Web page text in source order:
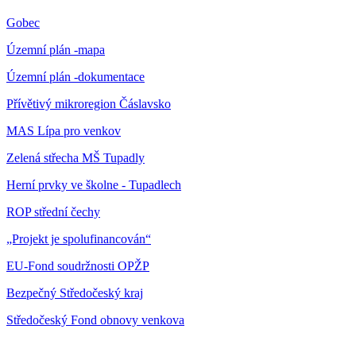
Gobec
Územní plán -mapa
Územní plán -dokumentace
Přívětivý mikroregion Čáslavsko
MAS Lípa pro venkov
Zelená střecha MŠ Tupadly
Herní prvky ve školne - Tupadlech
ROP střední čechy
„Projekt je spolufinancován“
EU-Fond soudržnosti OPŽP
Bezpečný Středočeský kraj
Středočeský Fond obnovy venkova